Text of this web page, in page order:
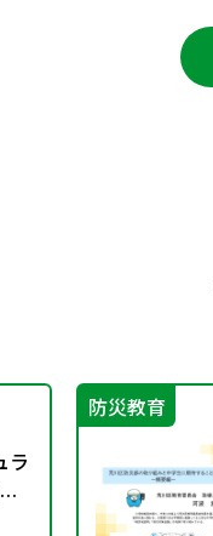
ラ
防災教育